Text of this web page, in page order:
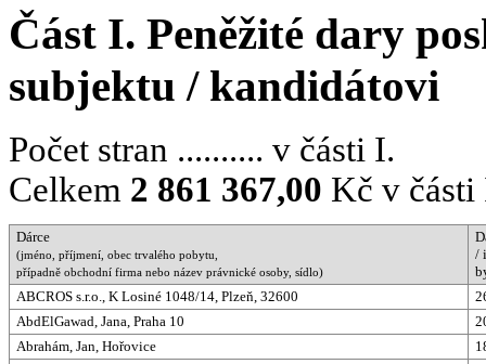
Část I. Peněžité dary
subjektu / kandidátovi
Počet stran .......... v části I.
Celkem 2 861 367,00 Kč v části
Dárce
(jméno, příjmení, obec trvalého pobytu,
případně obchodní firma nebo název právnické osoby, sídlo)
/
ABCROS s.r.o., K Losiné 1048/14, Plzeň, 32600
AbdElGawad, Jana, Praha 10
Abrahám, Jan, Hořovice